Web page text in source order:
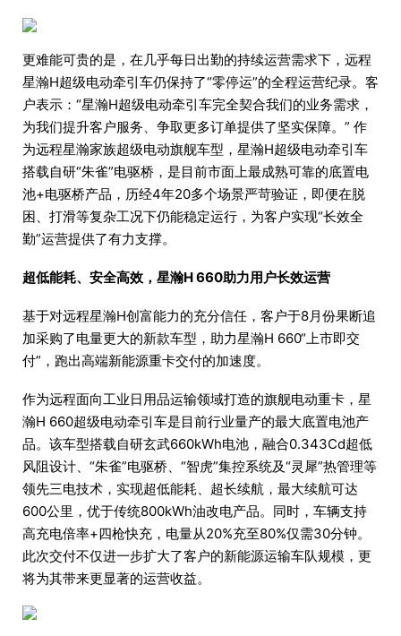
更难能可贵的是，在几乎每日出勤的持续运营需求下，远程
星瀚H超级电动牵引车仍保持了“零停运”的全程运营纪录。客
户表示：“星瀚H超级电动牵引车完全契合我们的业务需求，
为我们提升客户服务、争取更多订单提供了坚实保障。” 作
为远程星瀚家族超级电动旗舰车型，星瀚H超级电动牵引车
搭载自研“朱雀”电驱桥，是目前市面上最成熟可靠的底置电
池+电驱桥产品，历经4年20多个场景严苛验证，即便在脱
困、打滑等复杂工况下仍能稳定运行，为客户实现“长效全
勤”运营提供了有力支撑。
超低能耗、安全高效，星瀚H 660助力用户长效运营
基于对远程星瀚H创富能力的充分信任，客户于8月份果断追
加采购了电量更大的新款车型，助力星瀚H 660“上市即交
付”，跑出高端新能源重卡交付的加速度。
作为远程面向工业日用品运输领域打造的旗舰电动重卡，星
瀚H 660超级电动牵引车是目前行业量产的最大底置电池产
品。该车型搭载自研玄武660kWh电池，融合0.343Cd超低
风阻设计、“朱雀”电驱桥、“智虎”集控系统及“灵犀”热管理等
领先三电技术，实现超低能耗、超长续航，最大续航可达
600公里，优于传统800kWh油改电产品。同时，车辆支持
高充电倍率+四枪快充，电量从20%充至80%仅需30分钟。
此次交付不仅进一步扩大了客户的新能源运输车队规模，更
将为其带来更显著的运营收益。